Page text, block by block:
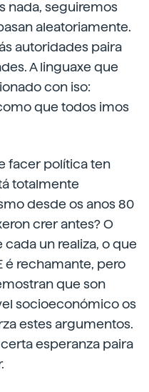
nada, seguiremos
aleatoriamente.
autoridades paira
A linguaxe que
con iso:
que todos imos
facer política ten
totalmente
desde os anos 80
crer antes? O
un realiza, o que
é rechamante, pero
que son
socioeconómico os
estes argumentos.
esperanza paira